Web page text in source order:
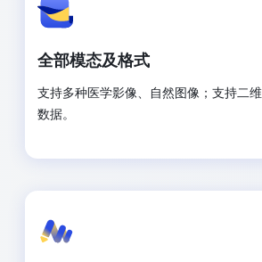
全部模态及格式
支持多种医学影像、自然图像；支持二
数据。